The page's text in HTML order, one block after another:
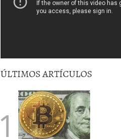
ÚLTIMOS ARTÍCULOS